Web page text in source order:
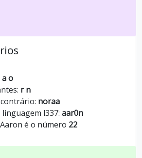
a o
r n
noraa
l337: aar0n
é o número 22